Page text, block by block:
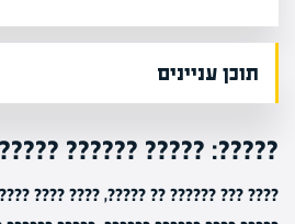
תוכן עניינים
????? ?????? ????????
???? ???? ?????? ????? ?? ????? ?????,